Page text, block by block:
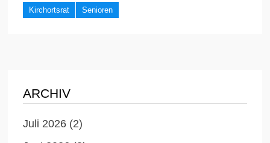
Kirchortsrat Senioren
ARCHIV
Juli 2026 (2)